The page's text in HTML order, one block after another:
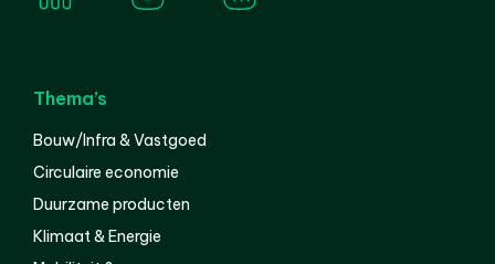
Thema’s
Bouw/Infra & Vastgoed
Circulaire economie
Duurzame producten
Klimaat & Energie